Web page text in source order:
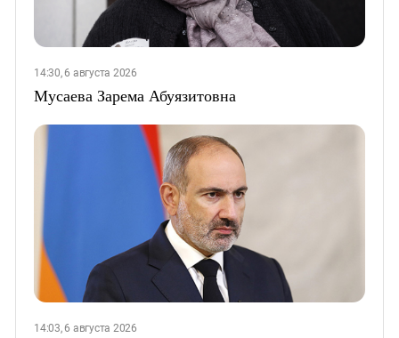
14:30, 6 августа 2026
Мусаева Зарема Абуязитовна
14:03, 6 августа 2026